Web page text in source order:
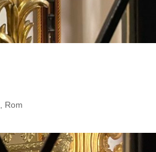
Rom